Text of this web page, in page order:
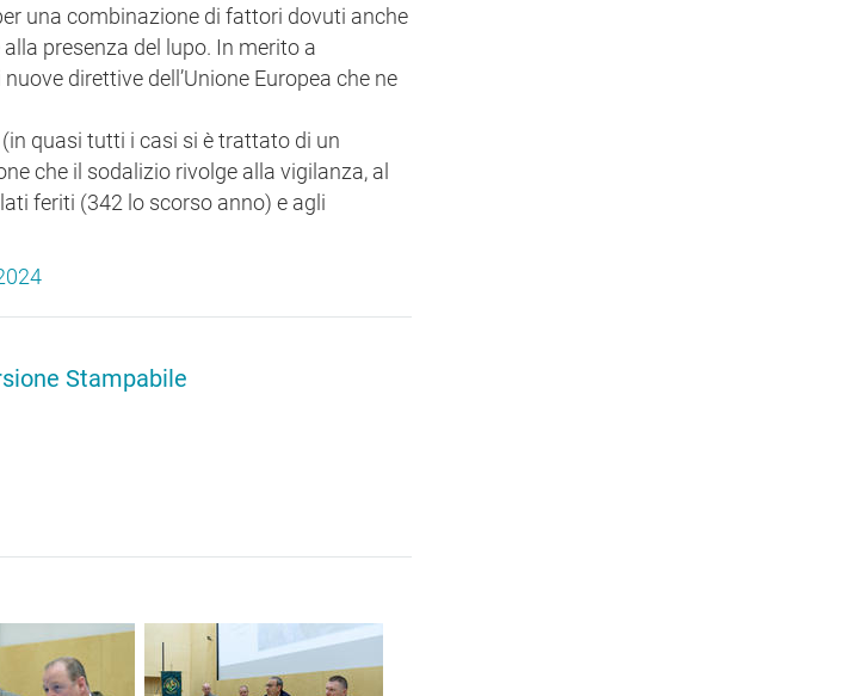
una combinazione di fattori dovuti anche
presenza del lupo. In merito a
direttive dell’Unione Europea che ne
quasi tutti i casi si è trattato di un
che il sodalizio rivolge alla vigilanza, al
feriti (342 lo scorso anno) e agli
Stampabile